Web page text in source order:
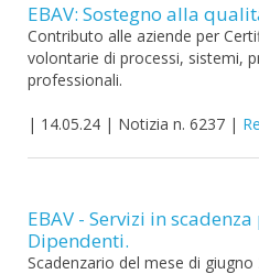
EBAV: Sostegno alla
Contributo alle aziende per
volontarie di processi, sistemi,
professionali.
| 14.05.24 | Notizia n. 6237 |
EBAV - Servizi in
Dipendenti.
Scadenzario del mese di giugno